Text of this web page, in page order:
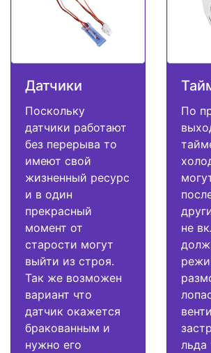
Датчики
Поскольку
датчики работают
без перерыва то
имеют свой
жизненный ресурс
и в один
прекрасный
момент от
старости могут
выйти из строя.
Так же возможен
вариант что
датчик окажется
бракованным и
нужно его
По
не